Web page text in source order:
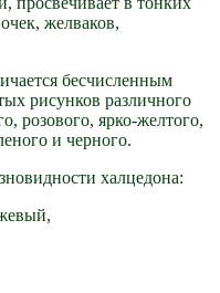
желваков,
бесчисленным
рисунков различного
розового, ярко-желтого,
и черного.
халцедона: